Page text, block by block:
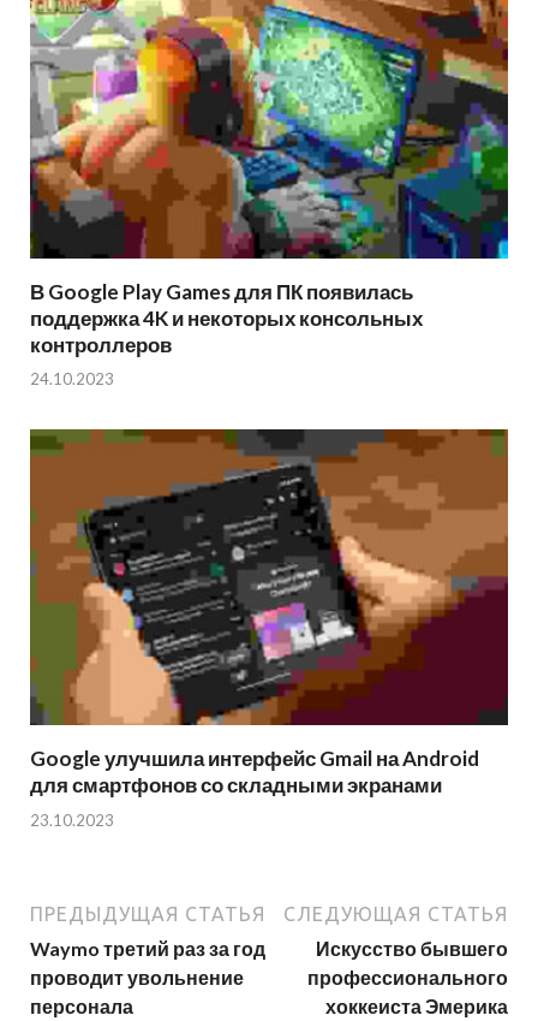
В Google Play Games для ПК появилась
поддержка 4K и некоторых консольных
контроллеров
24.10.2023
Google улучшила интерфейс Gmail на Android
для смартфонов со складными экранами
23.10.2023
ПРЕДЫДУЩАЯ СТАТЬЯ
Waymo третий раз за год
проводит увольнение
персонала
СЛЕДУЮЩАЯ СТАТЬЯ
Искусство бывшего
профессионального
хоккеиста Эмерика